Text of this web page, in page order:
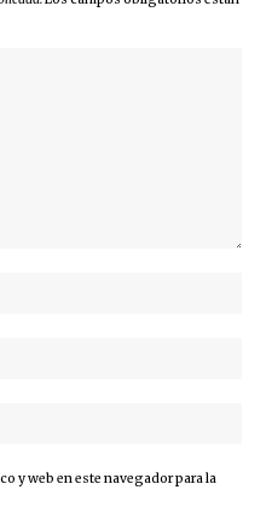
y web en este navegador para la